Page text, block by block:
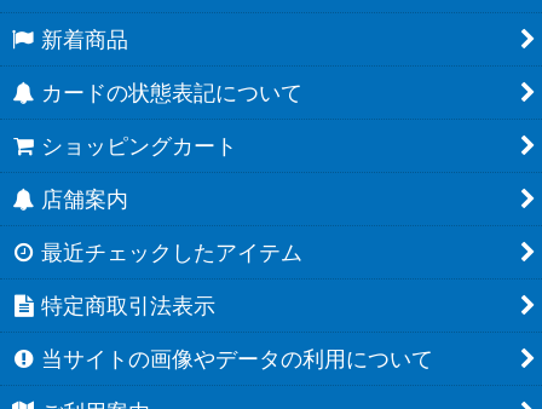
新着商品
カードの状態表記について
ショッピングカート
店舗案内
最近チェックしたアイテム
特定商取引法表示
当サイトの画像やデータの利用について